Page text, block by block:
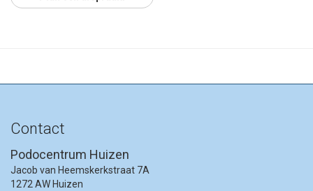
Contact
Podocentrum Huizen
Jacob van Heemskerkstraat 7A
1272 AW Huizen